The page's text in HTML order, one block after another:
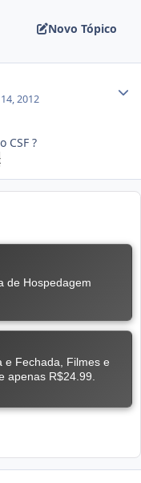
Novo Tópico
2012
CSF ?